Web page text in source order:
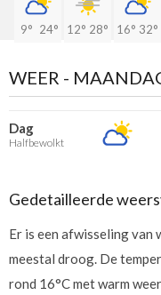
9° 24° 12° 28° 16° 32°
WEER -
Dag
Halfbewolkt
Gedetailleerde
Er is een afwisseling van
meestal droog. De
rond 16°C met warm